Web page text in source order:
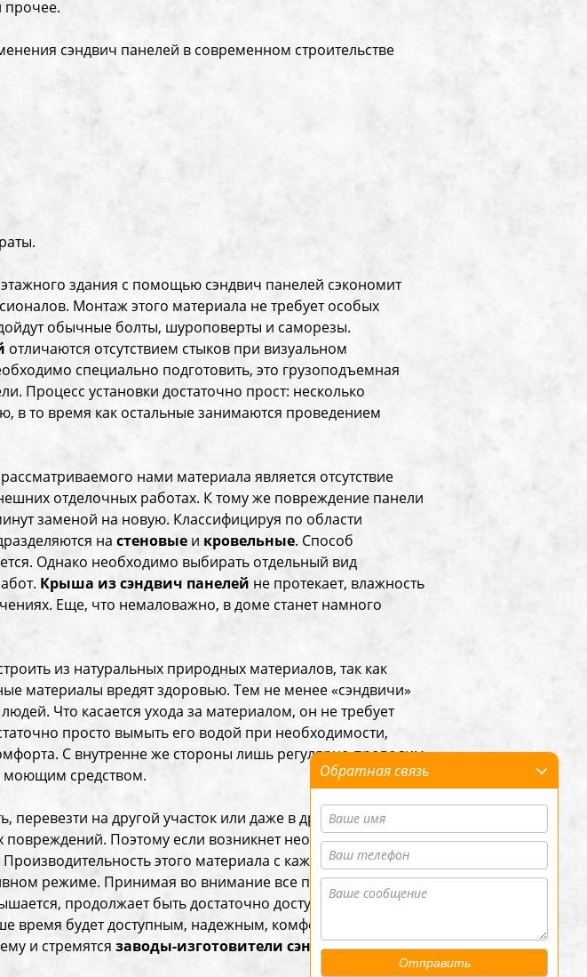
прочее.
сэндвич панелей в современном строительстве
здания с помощью сэндвич панелей сэкономит
Монтаж этого материала не требует особых
обычные болты, шуроповерты и саморезы.
отличаются отсутствием стыков при визуальном
специально подготовить, это грузоподъемная
Процесс установки достаточно прост: несколько
в то время как остальные занимаются проведением
нами материала является отсутствие
отделочных работах. К тому же повреждение панели
заменой на новую. Классифицируя по области
на стеновые и кровельные. Способ
Однако необходимо выбирать отдельный вид
Крыша из сэндвич панелей не протекает, влажность
Еще, что немаловажно, в доме станет намного
из натуральных природных материалов, так как
материалы вредят здоровью. Тем не менее «сэндвичи»
Что касается ухода за материалом, он не требует
просто вымыть его водой при необходимости,
С внутренне же стороны лишь регулярно проводим
средством.
перевезти на другой участок или даже в другой город, а
Поэтому если возникнет необходимость
этого материала с каждым годом
режиме. Принимая во внимание все преимуществами
продолжает быть достаточно доступной. Остается
время будет доступным, надежным, комфортным и не
и стремятся заводы-изготовители сэндвич панелей.
Обратная связь
Отправить